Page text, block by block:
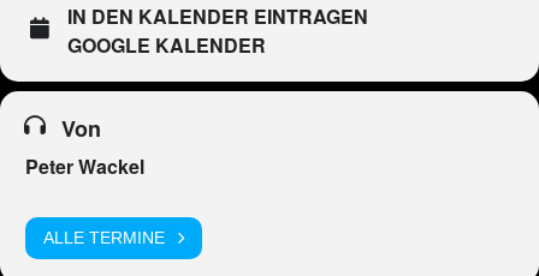
IN DEN KALENDER EINTRAGEN
GOOGLE KALENDER
Von
Peter Wackel
ALLE TERMINE